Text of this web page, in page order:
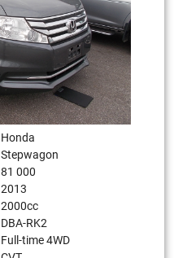
Honda
Stepwagon
81 000
2013
2000сс
DBA-RK2
Full-time 4WD